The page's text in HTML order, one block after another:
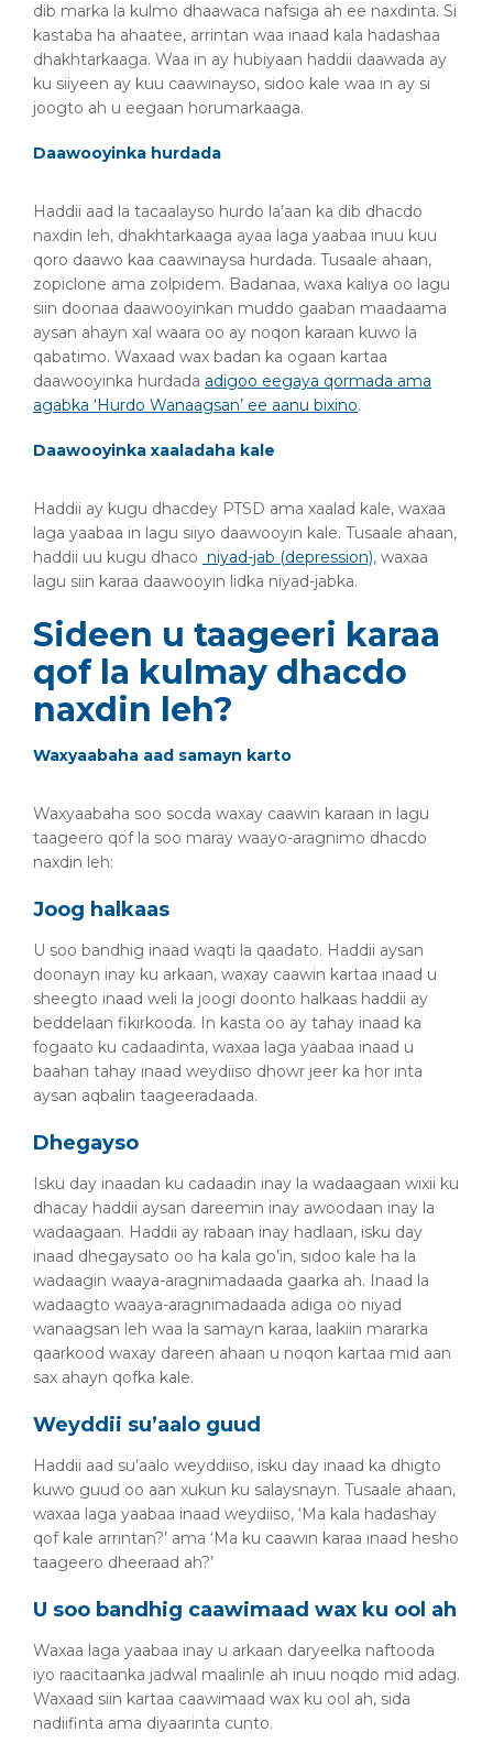
dib marka la kulmo dhaawaca nafsiga ah ee naxdinta. Si
kastaba ha ahaatee, arrintan waa inaad kala hadashaa
dhakhtarkaaga. Waa in ay hubiyaan haddii daawada ay
ku siiyeen ay kuu caawinayso, sidoo kale waa in ay si
joogto ah u eegaan horumarkaaga.
Daawooyinka hurdada
Haddii aad la tacaalayso hurdo la’aan ka dib dhacdo
naxdin leh, dhakhtarkaaga ayaa laga yaabaa inuu kuu
qoro daawo kaa caawinaysa hurdada. Tusaale ahaan,
zopiclone ama zolpidem. Badanaa, waxa kaliya oo lagu
siin doonaa daawooyinkan muddo gaaban maadaama
aysan ahayn xal waara oo ay noqon karaan kuwo la
qabatimo. Waxaad wax badan ka ogaan kartaa
daawooyinka hurdada adigoo eegaya qormada ama
agabka ‘Hurdo Wanaagsan’ ee aanu bixino.
Daawooyinka xaaladaha kale
Haddii ay kugu dhacdey PTSD ama xaalad kale, waxaa
laga yaabaa in lagu siiyo daawooyin kale. Tusaale ahaan,
haddii uu kugu dhaco niyad-jab (depression), waxaa
lagu siin karaa daawooyin lidka niyad-jabka.
Sideen u taageeri karaa
qof la kulmay dhacdo
naxdin leh?
Waxyaabaha aad samayn karto
Waxyaabaha soo socda waxay caawin karaan in lagu
taageero qof la soo maray waayo-aragnimo dhacdo
naxdin leh:
Joog halkaas
U soo bandhig inaad waqti la qaadato. Haddii aysan
doonayn inay ku arkaan, waxay caawin kartaa inaad u
sheegto inaad weli la joogi doonto halkaas haddii ay
beddelaan fikirkooda. In kasta oo ay tahay inaad ka
fogaato ku cadaadinta, waxaa laga yaabaa inaad u
baahan tahay inaad weydiiso dhowr jeer ka hor inta
aysan aqbalin taageeradaada.
Dhegayso
Isku day inaadan ku cadaadin inay la wadaagaan wixii ku
dhacay haddii aysan dareemin inay awoodaan inay la
wadaagaan. Haddii ay rabaan inay hadlaan, isku day
inaad dhegaysato oo ha kala go’in, sidoo kale ha la
wadaagin waaya-aragnimadaada gaarka ah. Inaad la
wadaagto waaya-aragnimadaada adiga oo niyad
wanaagsan leh waa la samayn karaa, laakiin mararka
qaarkood waxay dareen ahaan u noqon kartaa mid aan
sax ahayn qofka kale.
Weyddii su’aalo guud
Haddii aad su’aalo weyddiiso, isku day inaad ka dhigto
kuwo guud oo aan xukun ku salaysnayn. Tusaale ahaan,
waxaa laga yaabaa inaad weydiiso, ‘Ma kala hadashay
qof kale arrintan?’ ama ‘Ma ku caawin karaa inaad hesho
taageero dheeraad ah?’
U soo bandhig caawimaad wax ku ool ah
Waxaa laga yaabaa inay u arkaan daryeelka naftooda
iyo raacitaanka jadwal maalinle ah inuu noqdo mid adag.
Waxaad siin kartaa caawimaad wax ku ool ah, sida
nadiifinta ama diyaarinta cunto.